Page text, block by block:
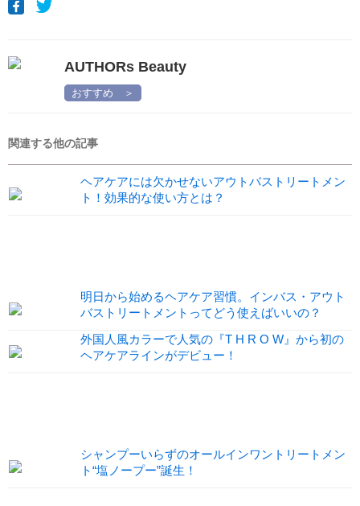
AUTHORs Beauty
おすすめ ＞
関連する他の記事
ヘアケアには欠かせないアウトバストリートメン
ト！効果的な使い方とは？
明日から始めるヘアケア習慣。インバス・アウト
バストリートメントってどう使えばいいの？
外国人風カラーで人気の『T H R O W』から初の
ヘアケアラインがデビュー！
シャンプーいらずのオールインワントリートメン
ト“塩ノープー”誕生！